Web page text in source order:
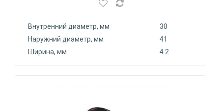
Внутренний диаметр, мм
30
Наружний диаметр, мм
41
Ширина, мм
4.2